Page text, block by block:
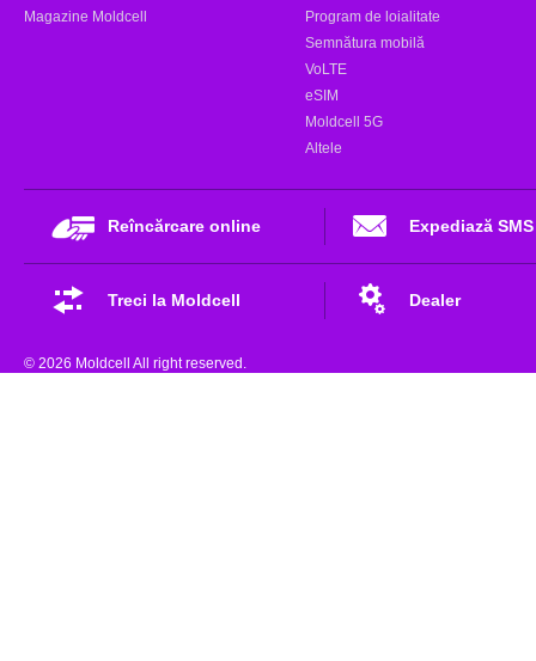
Magazine Moldcell
Program de loialitate
Semnătura mobilă
VoLTE
eSIM
Moldcell 5G
Altele
Reîncărcare online Expediază SMS
Treci la Moldcell Dealer
© 2026 Moldcell All right reserved.